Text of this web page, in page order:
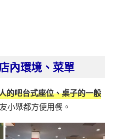
內環境、菜單
的吧台式座位、桌子的一般
小聚都方便用餐。